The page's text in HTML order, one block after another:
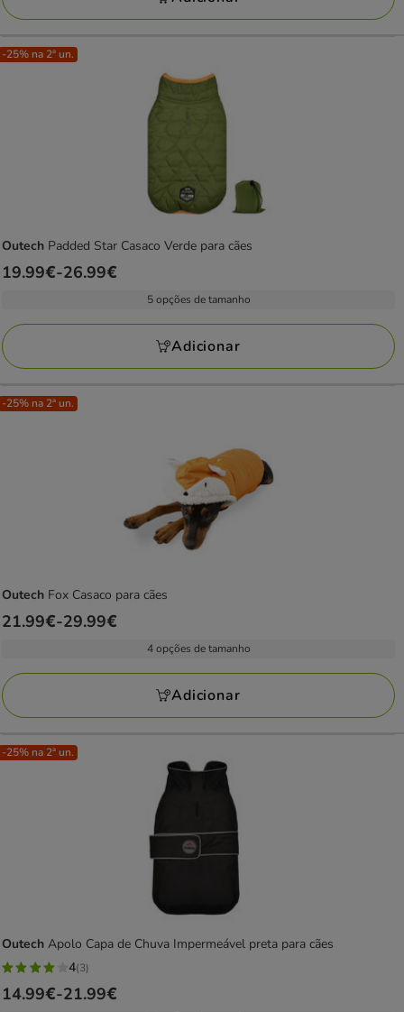
24.99€
-25% na 2ª un.
Outech Padded Star Casaco Verde para cães
Preço
a
26.99€
19.99€-26.99€
5 opções de tamanho
Adicionar
-25% na 2ª un.
Outech Fox Casaco para cães
Preço
a
29.99€
21.99€-29.99€
4 opções de tamanho
Adicionar
-25% na 2ª un.
Outech Apolo Capa de Chuva Impermeável preta para cães
4
estrelas
4(3)
Preço
14.99€-21.99€